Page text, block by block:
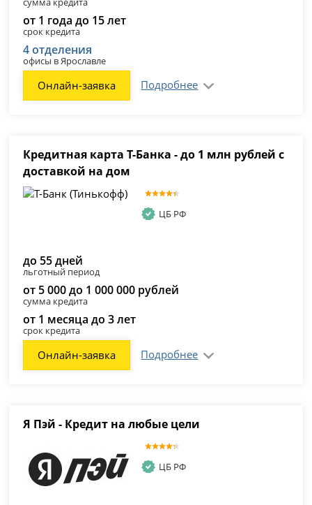
от 1 года до 15 лет
срок кредита
4 отделения
офисы в Ярославле
Онлайн-заявка Подробнее
Кредитная карта Т-Банка - до 1 млн рублей с
доставкой на дом
ЦБ РФ
до 55 дней
льготный период
от 5 000 до 1 000 000 рублей
сумма кредита
от 1 месяца до 3 лет
срок кредита
Онлайн-заявка Подробнее
Я Пэй - Кредит на любые цели
ЦБ РФ